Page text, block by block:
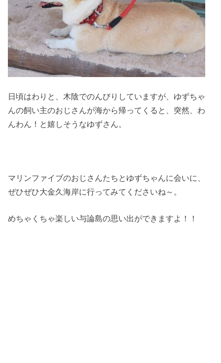
日頃はわりと、木陰でのんびりしていますが、ゆずちゃ
んの飼い主のおじさんが海から帰ってくると、突然、わ
んわん！と嬉しそうなゆずさん。
マリンファイブのおじさんたちとゆずちゃんに会いに、
ぜひぜひ大金久海岸に行ってみてくださいね～。
めちゃくちゃ楽しい与論島の思い出ができますよ！！